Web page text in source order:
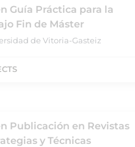
Guía Práctica para la
Fin de Máster
de Vitoria-Gasteiz
Publicación en Revistas
y Técnicas